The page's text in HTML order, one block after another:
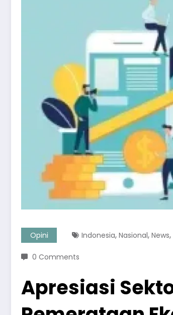
Opini Indonesia, Nasional, News,
0 Comments
Apresiasi